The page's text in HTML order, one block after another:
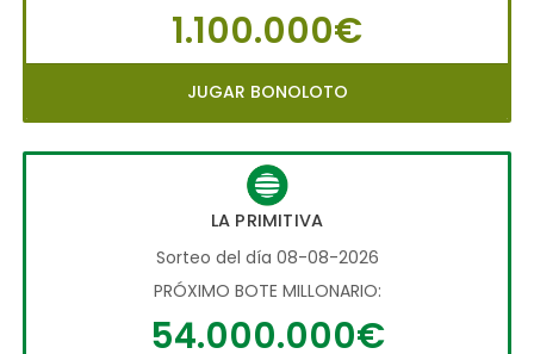
1.100.000€
JUGAR BONOLOTO
LA PRIMITIVA
Sorteo del día 08-08-2026
PRÓXIMO BOTE MILLONARIO:
54.000.000€